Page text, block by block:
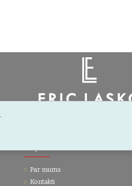
Par mums
Kontakti